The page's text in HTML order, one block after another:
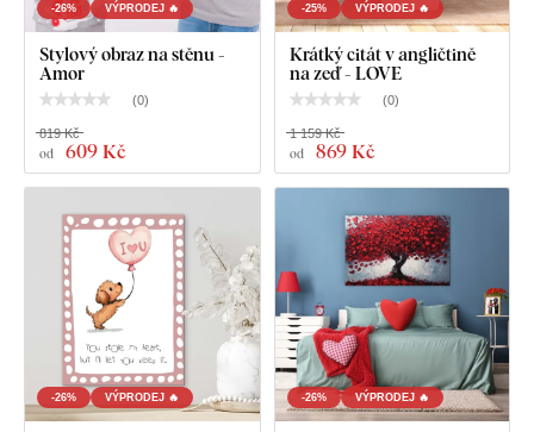
-26% VÝPRODEJ 🔥
Stylový obraz na stěnu -
Amor
(0)
od 609 Kč
819 Kč
-25% VÝPRODEJ 🔥
Krátký citát v angličtině
na zeď - LOVE
(0)
od 869 Kč
1 159 Kč
-26% VÝPRODEJ 🔥 -26% VÝPRODEJ 🔥